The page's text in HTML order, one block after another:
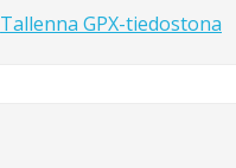
Tallenna GPX-tiedostona